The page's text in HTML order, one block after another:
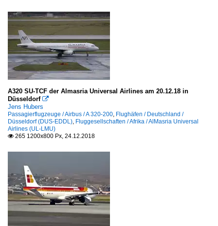
A320 SU-TCF der Almasria Universal Airlines am 20.12.18 in
Düsseldorf 
Jens Hubers
Passagierflugzeuge / Airbus / A 320-200, Flughäfen / Deutschland /
Düsseldorf (DUS-EDDL), Fluggesellschaften / Afrika / AlMasria Universal
Airlines (UL-LMU)
 265 1200x800 Px, 24.12.2018